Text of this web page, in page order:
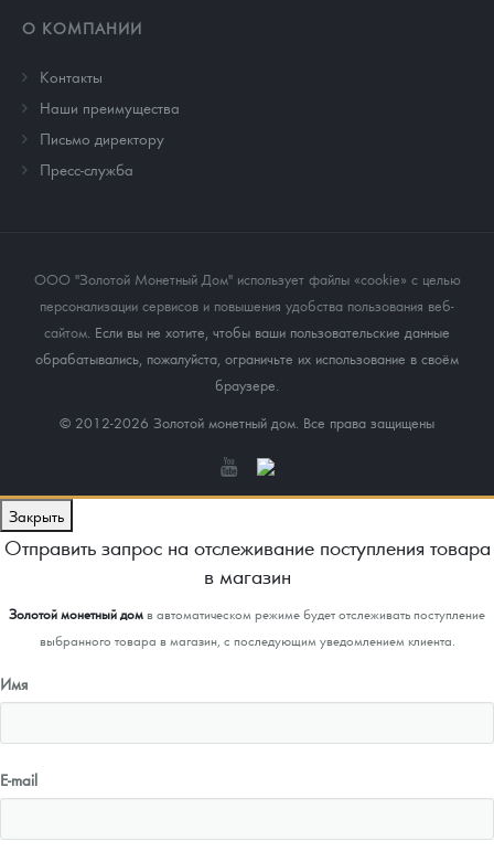
О КОМПАНИИ
Контакты
Наши преимущества
Письмо директору
Пресс-служба
ООО "Золотой Монетный Дом" использует файлы «cookie» с целью
персонализации сервисов и повышения удобства пользования веб-
сайтом . Если вы не хотите, чтобы ваши пользовательские данные
обрабатывались, пожалуйста, ограничьте их использование в своём
браузере.
© 2012-2026 Золотой монетный дом. Все права защищены
Закрыть
Отправить запрос на отслеживание поступления товара
в магазин
Золотой монетный домв автоматическом режиме будет отслеживать поступление
выбранного товара в магазин, с последующим уведомлением клиента.
Имя
E-mail